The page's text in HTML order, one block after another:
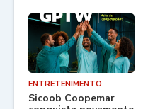
ENTRETENIMENTO
Sicoob Coopemar